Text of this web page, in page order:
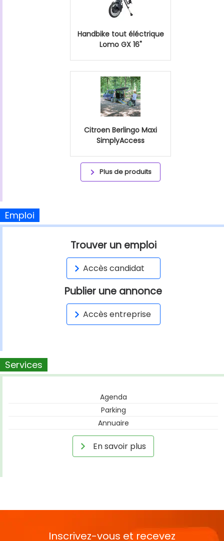
Handbike tout éléctrique
Lomo GX 16"
Citroen Berlingo Maxi
SimplyAccess
Plus de produits
Emploi
Trouver un emploi
Accès candidat
Publier une annonce
Accès entreprise
Services
Agenda
Parking
Annuaire
En savoir plus
Inscrivez-vous et recevez